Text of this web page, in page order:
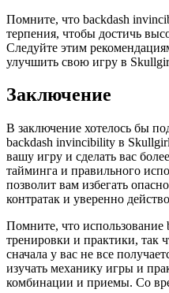
Помните, что backdash
терпения, чтобы достичь
Следуйте этим
улучшить свою игру в
Заключение
В заключение хотелось бы
backdash invincibility в
вашу игру и сделать вас
тайминга и правильного
позволит вам избегать
контратак и уверенно
Помните, что использование
тренировки и практики, так
сначала у вас не все
изучать механику игры и
комбинации и приемы. Со